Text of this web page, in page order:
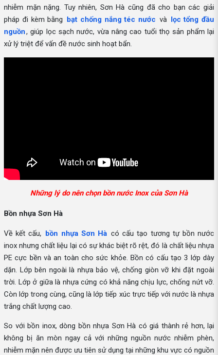
nhiễm mặn nặng. Tuy nhiên, Sơn Hà cũng đã cho bạn các giải
pháp đi kèm bằng bạt chống nắng téc nước và lọc tổng đầu
nguồn, giúp lọc sạch nước, vừa nâng cao tuổi thọ sản phẩm lại
xử lý triệt để vấn đề nước sinh hoạt bẩn.
Những lý do nên chọn bồn nước Inox của Sơn Hà
Bồn nhựa Sơn Hà
Về kết cấu, bồn nhựa Sơn Hà có cấu tạo tương tự bồn nước
inox nhưng chất liệu lại có sự khác biệt rõ rệt, đó là chất liệu nhựa
PE cực bền và an toàn cho sức khỏe. Bồn có cấu tạo 3 lớp dày
dặn. Lớp bên ngoài là nhựa bảo vệ, chống giòn vỡ khi đặt ngoài
trời. Lớp ở giữa là nhựa cứng có khả năng chịu lực, chống nứt vỡ.
Còn lớp trong cùng, cũng là lớp tiếp xúc trực tiếp với nước là nhựa
trắng chất lượng cao.
So với bồn inox, dòng bồn nhựa Sơn Hà có giá thành rẻ hơn, lại
không bị ăn mòn ngay cả với những nguồn nước nhiễm phèn,
nhiễm mặn nên được ưu tiên sử dụng tại những khu vực có nguồn